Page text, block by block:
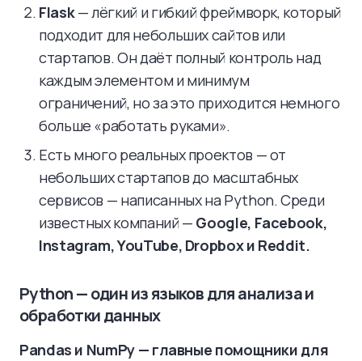
Flask— лёгкий и гибкий фреймворк, который
подходит для небольших сайтов или
стартапов. Он даёт полный контроль над
каждым элементом и минимум
ограничений, но за это приходится немного
больше «работать руками».
Есть много реальных проектов — от
небольших стартапов до масштабных
сервисов — написанных на Python. Среди
известных компаний — Google, Facebook,
Instagram, YouTube, Dropbox и Reddit.
Python — один из языков для анализа и
обработки данных
Pandas и NumPy — главные помощники для